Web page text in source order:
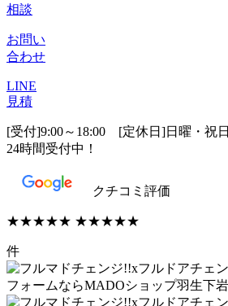
相談
お問い
合わせ
LINE
見積
[受付]9:00～18:00 [定休日]日曜・祝日
24時間受付中！
クチコミ評価
★★★★★ ★★★★★
件